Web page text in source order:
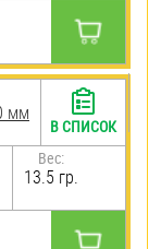
мм
Вес:
13.5 гр.
В СПИСОК